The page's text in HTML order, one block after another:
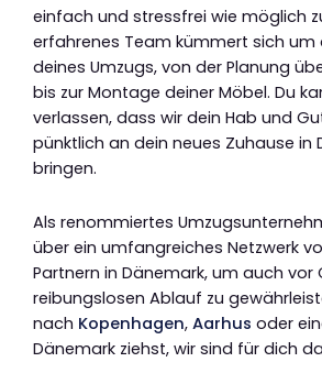
einfach und stressfrei wie möglich
erfahrenes Team kümmert sich um
deines Umzugs, von der Planung
bis zur Montage deiner Möbel. Du
verlassen, dass wir dein Hab und
pünktlich an dein neues Zuhause in
bringen.
Als renommiertes
über ein umfangreiches Netzwerk
Partnern in Dänemark, um auch vor
reibungslosen Ablauf zu
nach Kopenhagen, Aarhus oder
Dänemark ziehst, wir sind für dich